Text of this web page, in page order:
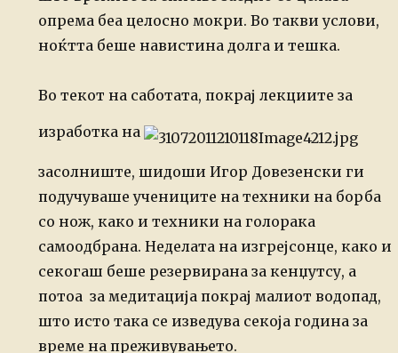
опрема беа целосно мокри. Во такви услови,
ноќтта беше навистина долга и тешка.
Во текот на саботата, покрај лекциите за
изработка на
засолниште, шидоши Игор Довезенски ги
подучуваше учениците на техники на борба
со нож, како и техники на голорака
самоодбрана. Неделата на изгрејсонце, како и
секогаш беше резервирана за кенџутсу, а
потоа за медитација покрај малиот водопад,
што исто така се изведува секоја година за
време на преживувањето.